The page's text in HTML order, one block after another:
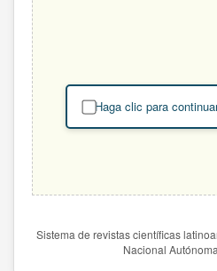
Haga clic para
Sistema de revistas científicas
Nacional